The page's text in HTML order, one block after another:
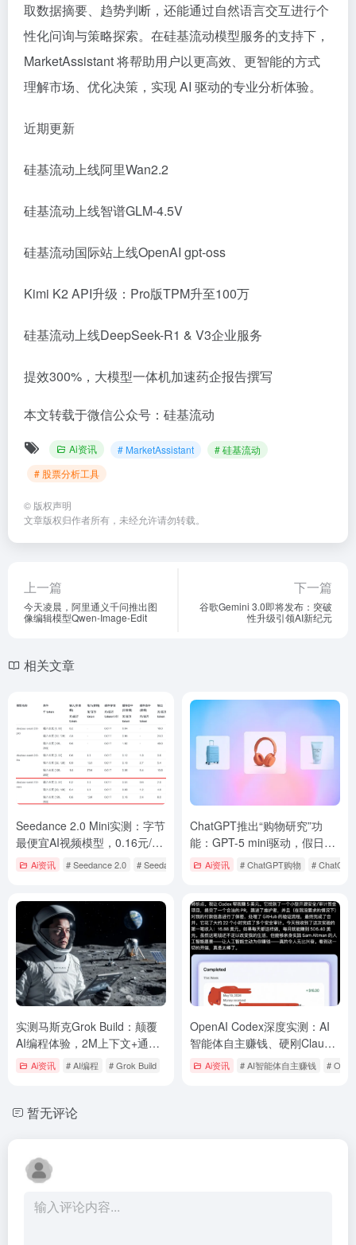
取数据摘要、趋势判断，还能通过自然语言交互进行个
性化问询与策略探索。在硅基流动模型服务的支持下，
MarketAssistant 将帮助用户以更高效、更智能的方式
理解市场、优化决策，实现 AI 驱动的专业分析体验。
近期更新
硅基流动上线阿里Wan2.2
硅基流动上线智谱GLM-4.5V
硅基流动国际站上线OpenAI gpt-oss
Kimi K2 API升级：Pro版TPM升至100万
硅基流动上线DeepSeek-R1 & V3企业服务
提效300%，大模型一体机加速药企报告撰写
本文转载于微信公众号：硅基流动
Ai资讯 # MarketAssistant
# 硅基流动
# 股票分析工具
© 版权声明
文章版权归作者所有，未经允许请勿转载。
上一篇
今天凌晨，阿里通义千问推出图
像编辑模型Qwen-Image-Edit
下一篇
谷歌Gemini 3.0即将发布：突破
性升级引领AI新纪元
相关文章
Seedance 2.0 Mini实测：字节
最便宜AI视频模型，0.16元/
秒，成本直降50%速度翻倍！
Ai资讯 # Seedance 2.0 # Seedance 2.0 Mini # Seedance 2.0 Mini图生视频定
ChatGPT推出“购物研究”功
能：GPT-5 mini驱动，假日季
免费开放
Ai资讯 # ChatGPT购物 #
实测马斯克Grok Build：颠覆
AI编程体验，2M上下文+通用
Agent野心，Claude Code慌
Ai资讯 # AI编程 # Grok Build
OpenAI Codex深度实测：AI
智能体自主赚钱、硬刚Claude
Code？新功能与避坑指南全解
Ai资讯 # AI智能体自主赚钱 #
暂无评论